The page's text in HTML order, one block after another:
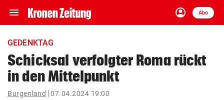
menu Navigation
ein-/ausklappen
account_circle
Anmelden
Abo
close Schließen
account_circle Anmelden
GEDENKTAG
Schicksal verfolgter Roma rückt
in den Mittelpunkt
Burgenland 07.04.2024 19:00